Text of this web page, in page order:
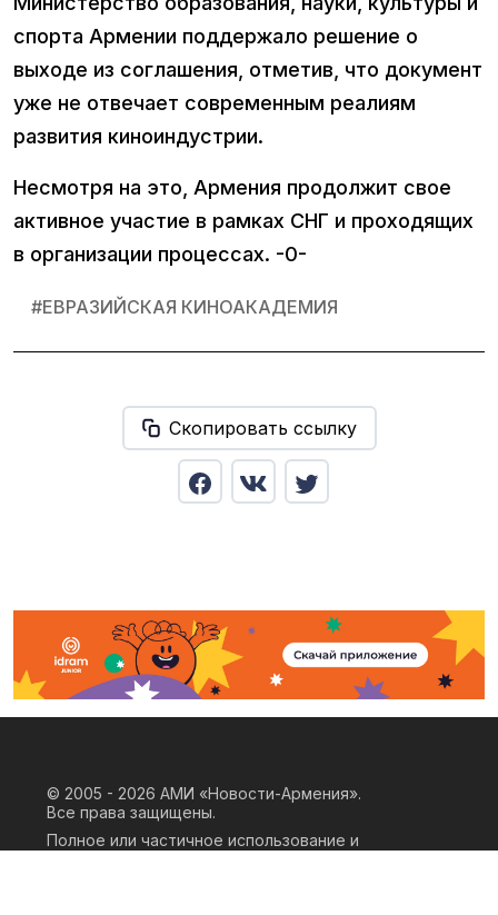
спорта Армении поддержало решение о
выходе из соглашения, отметив, что документ
уже не отвечает современным реалиям
развития киноиндустрии.
Несмотря на это, Армения продолжит свое
активное участие в рамках СНГ и проходящих
в организации процессах. -0-
#ЕВРАЗИЙСКАЯ КИНОАКАДЕМИЯ
Скопировать ссылку
© 2005 - 2026 АМИ «Новости-Армения».
Все права защищены.
Полное или частичное использование и